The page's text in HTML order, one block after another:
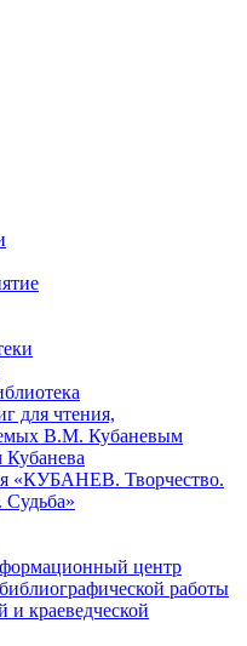
для чтения,
В.М. Кубаневым
«КУБАНЕВ. Творчество.
Судьба»
центр
работы
и краеведческой